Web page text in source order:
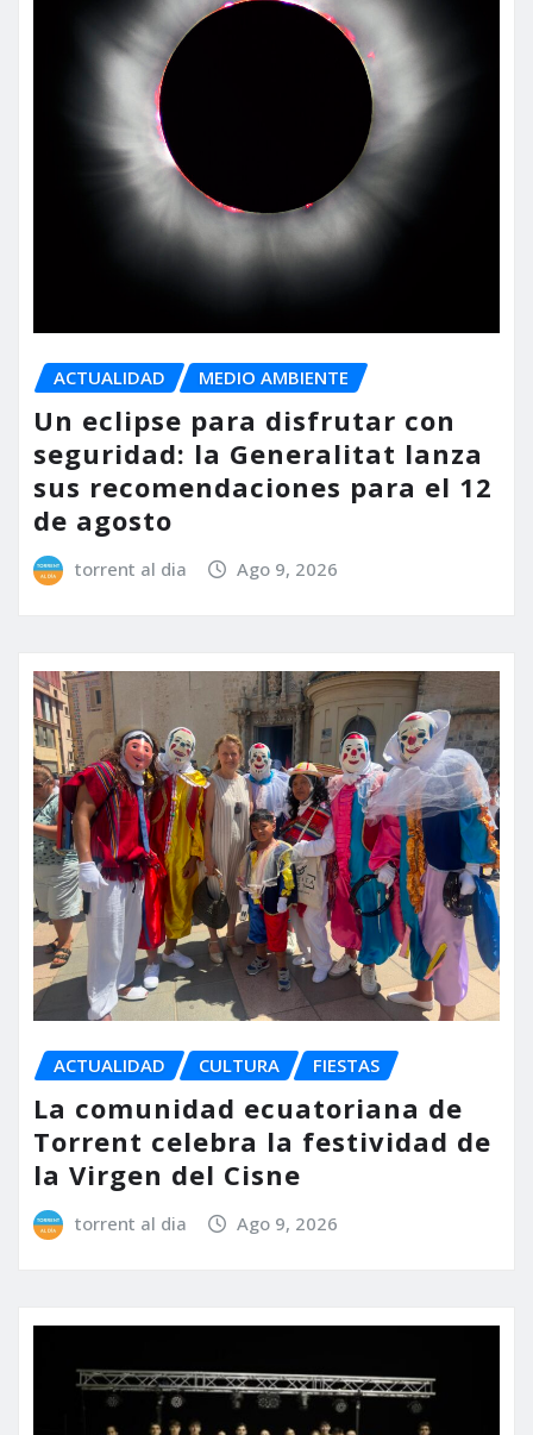
ACTUALIDAD MEDIO AMBIENTE
Un eclipse para disfrutar con
seguridad: la Generalitat lanza
sus recomendaciones para el 12
de agosto
torrent al dia Ago 9, 2026
ACTUALIDAD CULTURA FIESTAS
La comunidad ecuatoriana de
Torrent celebra la festividad de
la Virgen del Cisne
torrent al dia Ago 9, 2026